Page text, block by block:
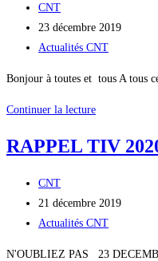
Auteur/autrice
de
la
CNT
Publication
publiée :
23 décembre 2019
Post
Actualités CNT
Bonjour à toutes et tous A tous
Continuer la lectureREUNION
TRAVAUX
9
Janvier
19h
RAPPEL TIV
Auteur/autrice
de
la
CNT
Publication
publiée :
21 décembre 2019
Post
Actualités CNT
N'OUBLIEZ PAS 23